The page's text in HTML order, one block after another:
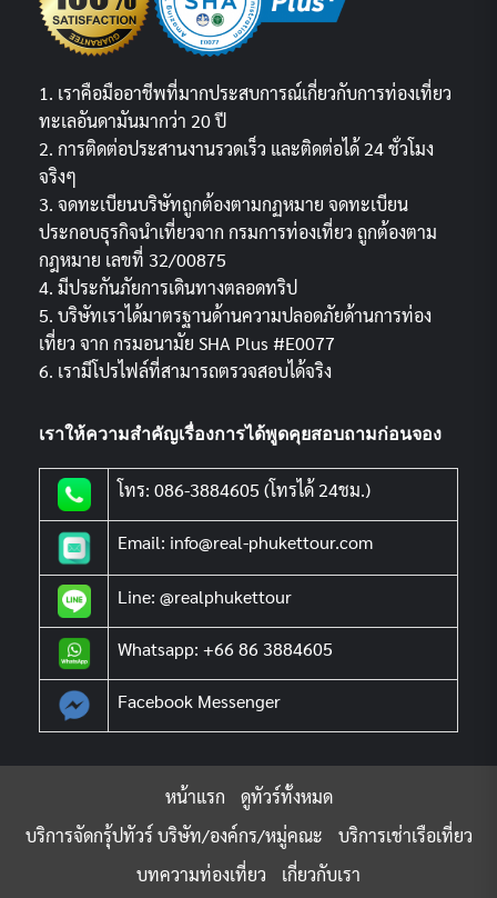
1. เราคือมืออาชีพที่มากประสบการณ์เกี่ยวกับการท่องเที่ยว
ทะเลอันดามันมากว่า 20 ปี
2. การติดต่อประสานงานรวดเร็ว และติดต่อได้ 24 ชั่วโมง
จริงๆ
3. จดทะเบียนบริษัทถูกต้องตามกฏหมาย จดทะเบียน
ประกอบธุรกิจนำเที่ยวจาก กรมการท่องเที่ยว ถูกต้องตาม
กฎหมาย เลขที่ 32/00875
4. มีประกันภัยการเดินทางตลอดทริป
5. บริษัทเราได้มาตรฐานด้านความปลอดภัยด้านการท่อง
เที่ยว จาก กรมอนามัย SHA Plus #E0077
6. เรามีโปรไฟล์ที่สามารถตรวจสอบได้จริง
เราให้ความสำคัญเรื่องการได้พูดคุยสอบถามก่อนจอง
โทร: 086-3884605 (โทรได้ 24ชม.)
Email: info@real-phukettour.com
Line: @realphukettour
Whatsapp: +66 86 3884605
Facebook Messenger
หน้าแรก
ดูทัวร์ทั้งหมด
บริการจัดกรุ้ปทัวร์ บริษัท/องค์กร/หมู่คณะ
บริการเช่าเรือเที่ยว
บทความท่องเที่ยว
เกี่ยวกับเรา